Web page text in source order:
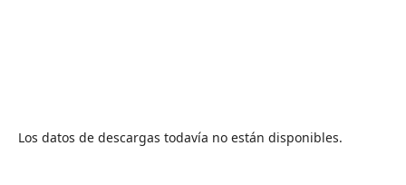
Los datos de descargas todavía no están disponibles.